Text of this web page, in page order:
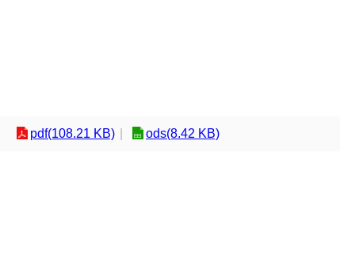
pdf(108.21 KB) ods(8.42 KB)